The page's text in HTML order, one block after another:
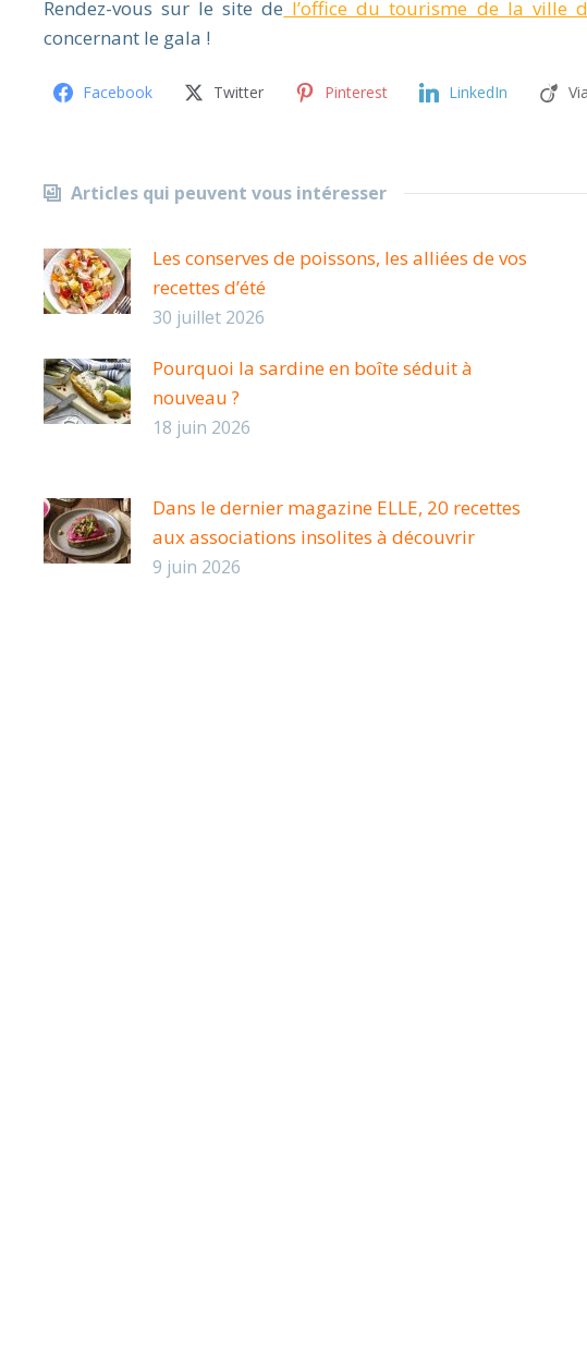
Rendez-vous sur le site de l’office du tourisme de la ville
concernant le gala !
Facebook Twitter Pinterest LinkedIn
Articles qui peuvent vous intéresser
Les conserves de poissons, les alliées de vos
recettes d’été
30 juillet 2026
Pourquoi la sardine en boîte séduit à
nouveau ?
18 juin 2026
Dans le dernier magazine ELLE, 20 recettes
aux associations insolites à découvrir
9 juin 2026